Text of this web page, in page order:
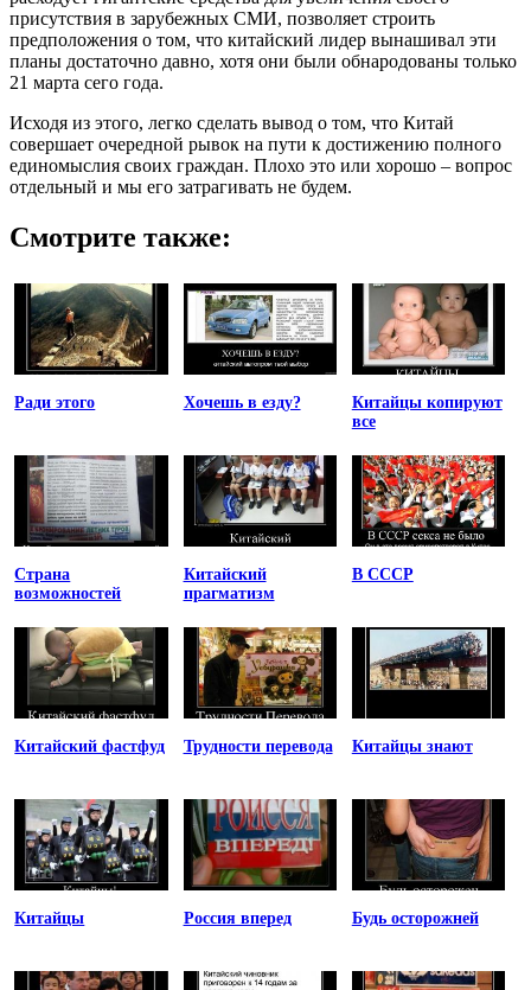
присутствия в зарубежных СМИ, позволяет строить
предположения о том, что китайский лидер вынашивал эти
планы достаточно давно, хотя они были обнародованы только
21 марта сего года.
Исходя из этого, легко сделать вывод о том, что Китай
совершает очередной рывок на пути к достижению полного
единомыслия своих граждан. Плохо это или хорошо – вопрос
отдельный и мы его затрагивать не будем.
Смотрите также:
Ради этого Хочешь в езду?
Китайцы копируют
все
Страна
возможностей
Китайский
прагматизм
В СССР
Китайский фастфуд Трудности перевода Китайцы знают
Китайцы Россия вперед Будь осторожней